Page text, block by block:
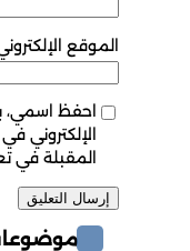
الموقع الإلكتروني
احفظ اسمي،
الإلكتروني
المقبلة في
موضوعات